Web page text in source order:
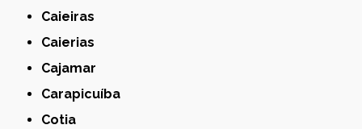
Caieiras
Caierias
Cajamar
Carapicuíba
Cotia